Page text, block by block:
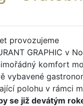
provozujeme
GRAPHIC v
komfort
vybavené
polohu v rámci
se již devátým